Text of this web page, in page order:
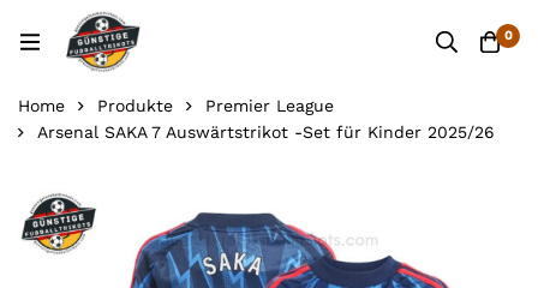
0
Home Produkte
Premier League
Arsenal SAKA 7 Auswärtstrikot -Set für Kinder 2025/26